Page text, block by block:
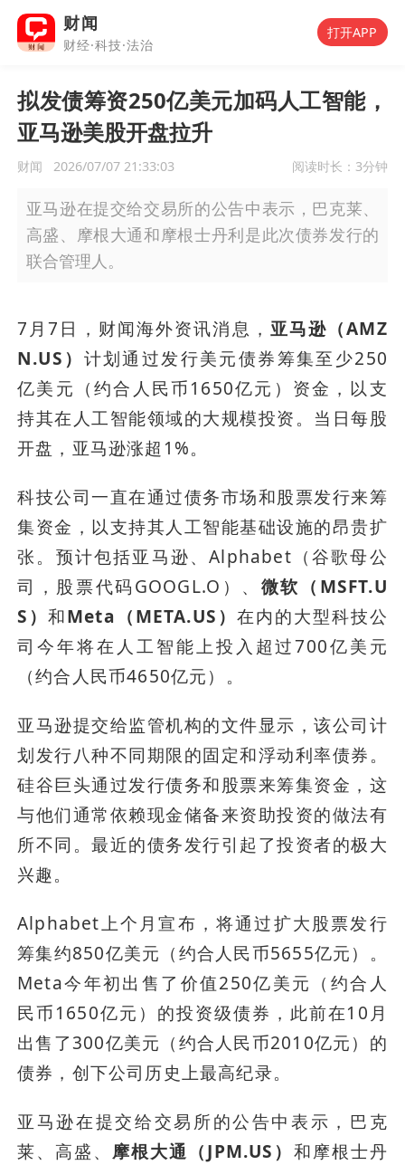
财闻
财经·科技·法治
打开APP
拟发债筹资250亿美元加码人工智能，
亚马逊美股开盘拉升
财闻 2026/07/07 21:33:03 阅读时长： 3分钟
亚马逊在提交给交易所的公告中表示，巴克莱、
高盛、摩根大通和摩根士丹利是此次债券发行的
联合管理人。
7月7日，财闻海外资讯消息， 亚马逊（AMZ
N.US） 计划通过发行美元债券筹集至少250
亿美元（约合人民币1650亿元）资金，以支
持其在人工智能领域的大规模投资。当日每股
开盘，亚马逊涨超1%。
科技公司一直在通过债务市场和股票发行来筹
集资金，以支持其人工智能基础设施的昂贵扩
张。预计包括亚马逊、Alphabet（谷歌母公
司，股票代码GOOGL.O）、 微软（MSFT.U
S）和Meta（META.US） 在内的大型科技公
司今年将在人工智能上投入超过700亿美元
（约合人民币4650亿元）。
亚马逊提交给监管机构的文件显示，该公司计
划发行八种不同期限的固定和浮动利率债券。
硅谷巨头通过发行债务和股票来筹集资金，这
与他们通常依赖现金储备来资助投资的做法有
所不同。最近的债务发行引起了投资者的极大
兴趣。
Alphabet上个月宣布，将通过扩大股票发行
筹集约850亿美元（约合人民币5655亿元）。
Meta今年初出售了价值250亿美元（约合人
民币1650亿元）的投资级债券，此前在10月
出售了300亿美元（约合人民币2010亿元）的
债券，创下公司历史上最高纪录。
亚马逊在提交给交易所的公告中表示，巴克
莱、高盛、 摩根大通（JPM.US） 和摩根士丹